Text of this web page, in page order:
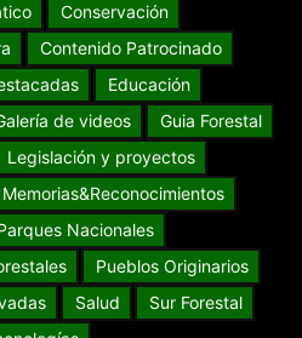
Conservación
Contenido Patrocinado
Educación
de videos
Guia Forestal
Legislación y proyectos
Memorias&Reconocimientos
Nacionales
Pueblos Originarios
Salud
Sur Forestal